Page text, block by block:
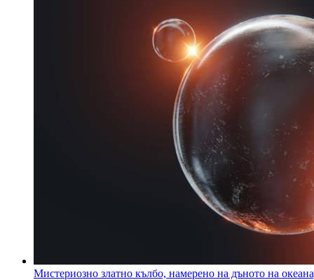
Мистериозно златно кълбо, намерено на дъното на